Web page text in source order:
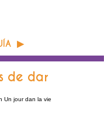
▶
de dar